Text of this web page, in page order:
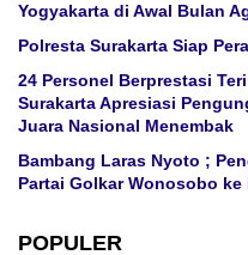
Yogyakarta di Awal Bulan
Polresta Surakarta Siap
24 Personel Berprestasi
Surakarta Apresiasi
Juara Nasional Menembak
Bambang Laras Nyoto ;
Partai Golkar Wonosobo ke
POPULER